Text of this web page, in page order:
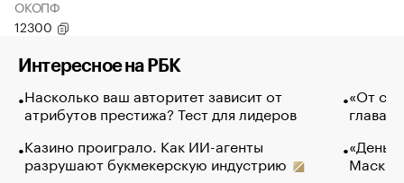
ОКОПФ
12300
Интересное на РБК
Насколько ваш авторитет зависит от
атрибутов престижа? Тест для лидеров
Казино проиграло. Как ИИ-агенты
разрушают букмекерскую индустрию
«От
глава
Маск в